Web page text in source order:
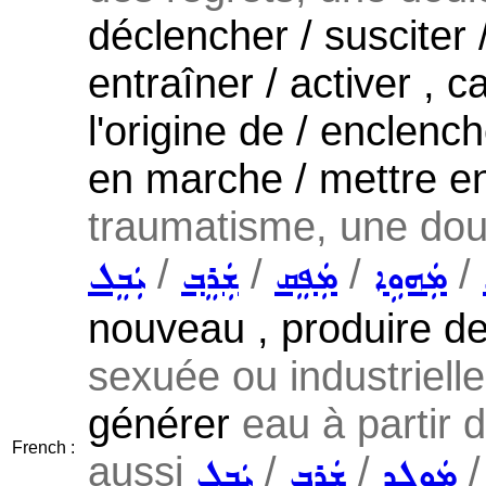
French :
déclencher /
entraîner / activer ,
l'origine de /
en marche / mettre
traumatisme, une
ܝܲܒܸܠ / ܫܲܪܸܒ݂ / ܡܲܦܸܩ / ܡܲܗܘܹܐ /
nouveau , produire
sexuée ou
générer eau à partir
aussi
/ /